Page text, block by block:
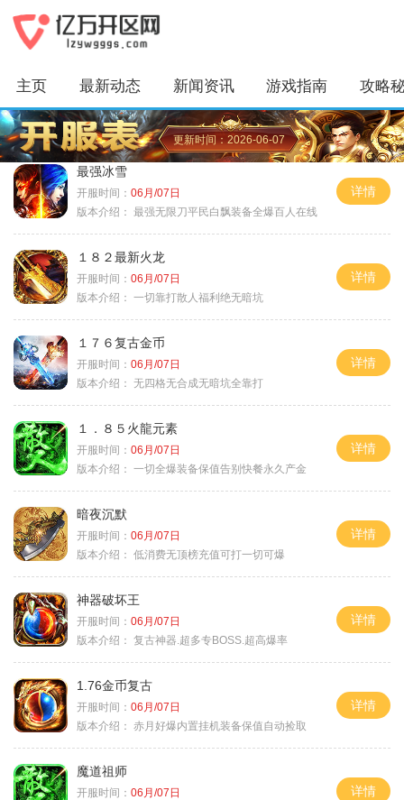
主页 最新动态 新闻资讯 游戏指南 攻略
更新时间：2026-06-07
最强冰雪
开服时间： 06月/07日
版本介绍： 最强无限刀平民白飘装备全爆百人在线
详情
１８２最新火龙
开服时间： 06月/07日
版本介绍： 一切靠打散人福利绝无暗坑
详情
１７６复古金币
开服时间： 06月/07日
版本介绍： 无四格无合成无暗坑全靠打
详情
１．８５火龍元素
开服时间： 06月/07日
版本介绍： 一切全爆装备保值告别快餐永久产金
详情
暗夜沉默
开服时间： 06月/07日
版本介绍： 低消费无顶榜充值可打一切可爆
详情
神器破坏王
开服时间： 06月/07日
版本介绍： 复古神器.超多专BOSS.超高爆率
详情
1.76金币复古
开服时间： 06月/07日
版本介绍： 赤月好爆内置挂机装备保值自动捡取
详情
魔道祖师
开服时间： 06月/07日
详情